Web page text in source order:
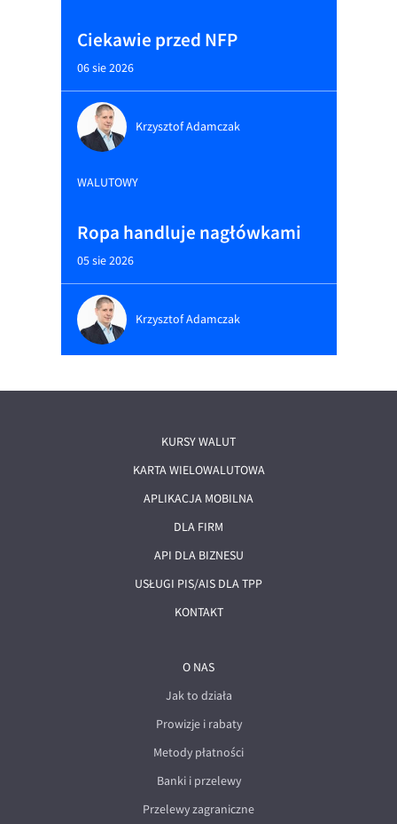
Ciekawie przed NFP
06 sie 2026
Krzysztof Adamczak
WALUTOWY
Ropa handluje nagłówkami
05 sie 2026
Krzysztof Adamczak
KURSY WALUT
KARTA WIELOWALUTOWA
APLIKACJA MOBILNA
DLA FIRM
API DLA BIZNESU
USŁUGI PIS/AIS DLA TPP
KONTAKT
O NAS
Jak to działa
Prowizje i rabaty
Metody płatności
Banki i przelewy
Przelewy zagraniczne